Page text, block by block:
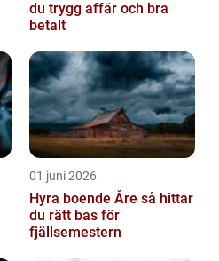
du trygg affär och bra
betalt
01 juni 2026
Hyra boende Åre så hittar
du rätt bas för
fjällsemestern